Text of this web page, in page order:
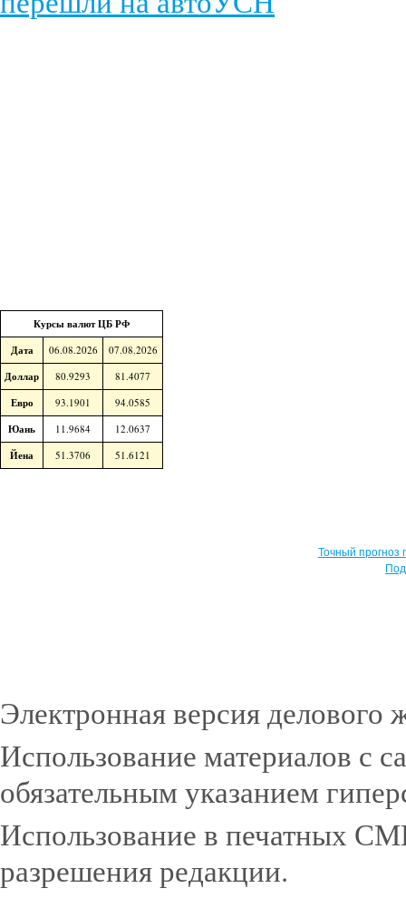
Курсы валют ЦБ РФ
Дата
06.08.2026 07.08.2026
Доллар 80.9293 81.4077
Евро 93.1901 94.0585
Юань 11.9684 12.0637
Йена 51.3706 51.6121
Точный прогноз
Электронная версия
Использование материалов с
обязательным указанием
Использование в печатных
разрешения редакции.